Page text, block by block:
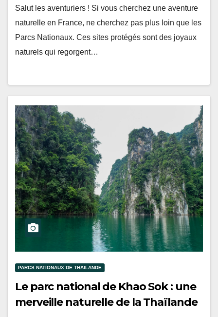
Salut les aventuriers ! Si vous cherchez une aventure
naturelle en France, ne cherchez pas plus loin que les
Parcs Nationaux. Ces sites protégés sont des joyaux
naturels qui regorgent…
PARCS NATIONAUX DE THAILANDE
Le parc national de Khao Sok : une
merveille naturelle de la Thaïlande